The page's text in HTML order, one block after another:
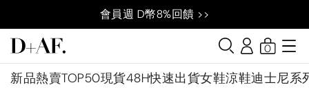
會員週 D幣8%回饋 >>
新品熱賣TOP50現貨48H快速出貨女鞋涼鞋迪士尼系
0